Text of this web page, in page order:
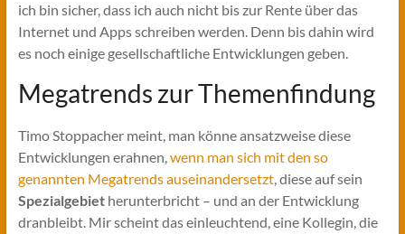
ich bin sicher, dass ich auch nicht bis zur Rente über das
Internet und Apps schreiben werden. Denn bis dahin wird
es noch einige gesellschaftliche Entwicklungen geben.
Megatrends zur Themenfindung
Timo Stoppacher meint, man könne ansatzweise diese
Entwicklungen erahnen,wenn man sich mit den so
genannten Megatrends auseinandersetzt, diese auf sein
Spezialgebietherunterbricht – und an der Entwicklung
dranbleibt. Mir scheint das einleuchtend, eine Kollegin, die